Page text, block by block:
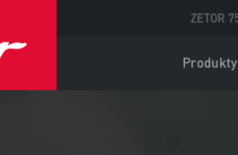
ZETOR
Produkty